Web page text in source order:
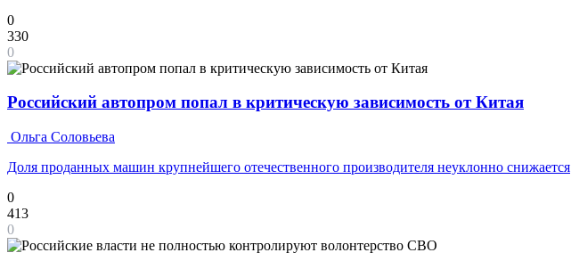
0
330
0
Российский автопром попал в критическую зависимость от Китая
Ольга Соловьева
Доля проданных машин крупнейшего отечественного производителя неуклонно снижается
0
413
0